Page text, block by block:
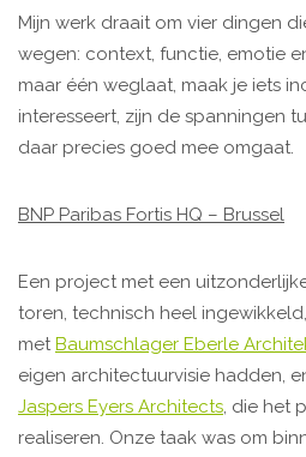
Mijn werk draait om vier dingen
wegen: context, functie, emotie
maar één weglaat, maak je iets
interesseert, zijn de spanningen
daar precies goed mee omgaat.
BNP Paribas Fortis HQ – Brussel
Een project met een
toren, technisch heel
met Baumschlager Eberle
eigen architectuurvisie hadden,
Jaspers Eyers Architects, die het
realiseren. Onze taak was om